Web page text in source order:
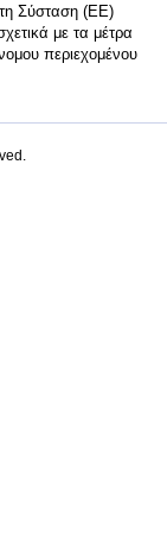
τη Σύσταση (ΕΕ)
με τα μέτρα
περιεχομένου